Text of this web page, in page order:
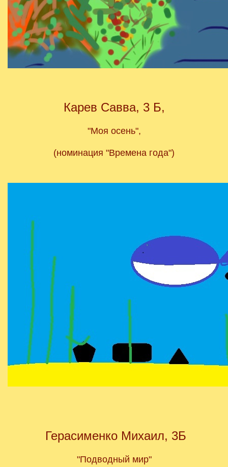
Карев Савва, 3 Б,
"Моя осень",
(номинация "Времена года")
Герасименко Михаил, 3Б
"Подводный мир"